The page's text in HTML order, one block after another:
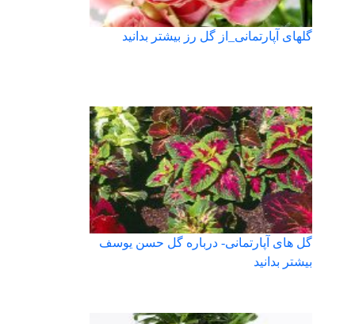
گلهای آپارتمانی_از گل رز بیشتر بدانید
گل های آپارتمانی- درباره گل حسن یوسف
بیشتر بدانید